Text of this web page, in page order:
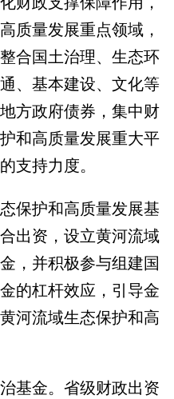
质量发展重点领域，
合国土治理、生态环
、基本建设、文化等
方政府债券，集中财
和高质量发展重大平
支持力度。
护和高质量发展基
出资，设立黄河流域
，并积极参与组建国
的杠杆效应，引导金
河流域生态保护和高
金。省级财政出资